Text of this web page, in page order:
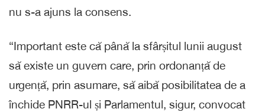
nu s-a ajuns la consens.
“Important este că până la sfârșitul lunii august
să existe un guvern care, prin ordonanță de
urgență, prin asumare, să aibă posibilitatea de a
închide PNRR-ul și Parlamentul, sigur, convocat